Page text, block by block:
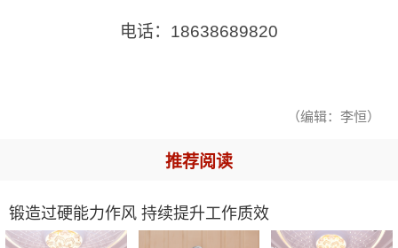
电话：18638689820
（编辑：李恒）
推荐阅读
锻造过硬能力作风 持续提升工作质效